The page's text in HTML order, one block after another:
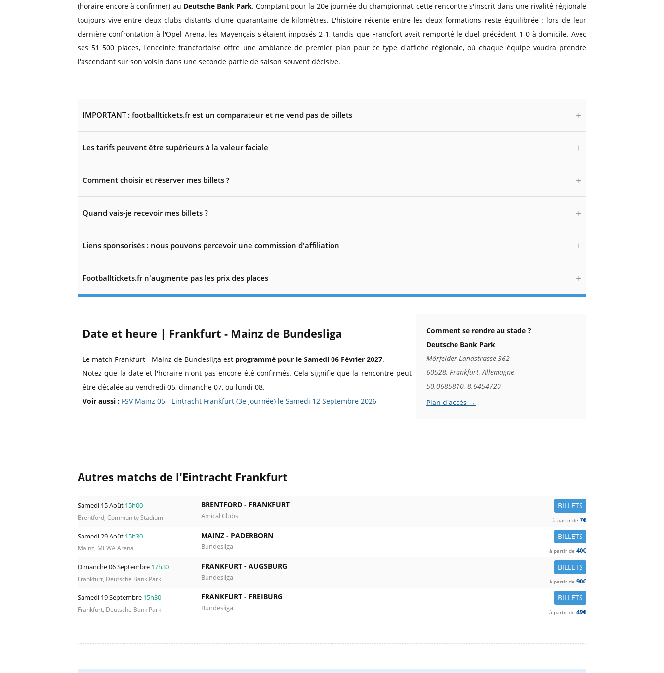
(horaire encore à confirmer) au Deutsche Bank Park. Comptant pour la 20e journée du championnat, cette rencontre s'inscrit dans une rivalité régionale
toujours vive entre deux clubs distants d'une quarantaine de kilomètres. L'histoire récente entre les deux formations reste équilibrée : lors de leur
dernière confrontation à l'Opel Arena, les Mayençais s'étaient imposés 2-1, tandis que Francfort avait remporté le duel précédent 1-0 à domicile. Avec
ses 51 500 places, l'enceinte francfortoise offre une ambiance de premier plan pour ce type d'affiche régionale, où chaque équipe voudra prendre
l'ascendant sur son voisin dans une seconde partie de saison souvent décisive.
IMPORTANT : footballtickets.fr est un comparateur et ne vend pas de billets
Les tarifs peuvent être supérieurs à la valeur faciale
Comment choisir et réserver mes billets ?
Quand vais-je recevoir mes billets ?
Liens sponsorisés : nous pouvons percevoir une commission d'affiliation
Footballtickets.fr n'augmente pas les prix des places
Date et heure | Frankfurt - Mainz de Bundesliga
Le match Frankfurt - Mainz de Bundesliga est programmé pour le Samedi 06 Février 2027.
Notez que la date et l'horaire n'ont pas encore été confirmés. Cela signifie que la rencontre peut
être décalée au vendredi 05, dimanche 07, ou lundi 08.
Voir aussi : FSV Mainz 05 - Eintracht Frankfurt (3e journée) le Samedi 12 Septembre 2026
Comment se rendre au stade ?
Deutsche Bank Park
Mörfelder Landstrasse 362
60528, Frankfurt, Allemagne
50.0685810, 8.6454720
Plan d'accès →
Autres matchs de l'Eintracht Frankfurt
Samedi 15 Août 15h00
Brentford, Community Stadium
BILLETS
BRENTFORD - FRANKFURT
Amical Clubs à partir de 7€
Samedi 29 Août 15h30
Mainz, MEWA Arena
BILLETS
MAINZ - PADERBORN
Bundesliga à partir de 40€
Dimanche 06 Septembre 17h30
Frankfurt, Deutsche Bank Park
BILLETS
FRANKFURT - AUGSBURG
Bundesliga à partir de 90€
Samedi 19 Septembre 15h30
Frankfurt, Deutsche Bank Park
BILLETS
FRANKFURT - FREIBURG
Bundesliga à partir de 49€